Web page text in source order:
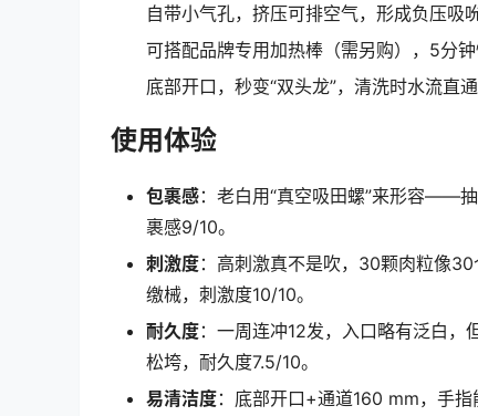
自带小气孔，挤压可排空气，形成负压吸吮
可搭配品牌专用加热棒（需另购），5分
底部开口，秒变“双头龙”，清洗时水流直通
使用体验
包裹感：老白用“真空吸田螺”来形容——
裹感9/10。
刺激度：高刺激真不是吹，30颗肉粒像
缴械，刺激度10/10。
耐久度：一周连冲12发，入口略有泛白
松垮，耐久度7.5/10。
易清洁度：底部开口+通道160 mm，手